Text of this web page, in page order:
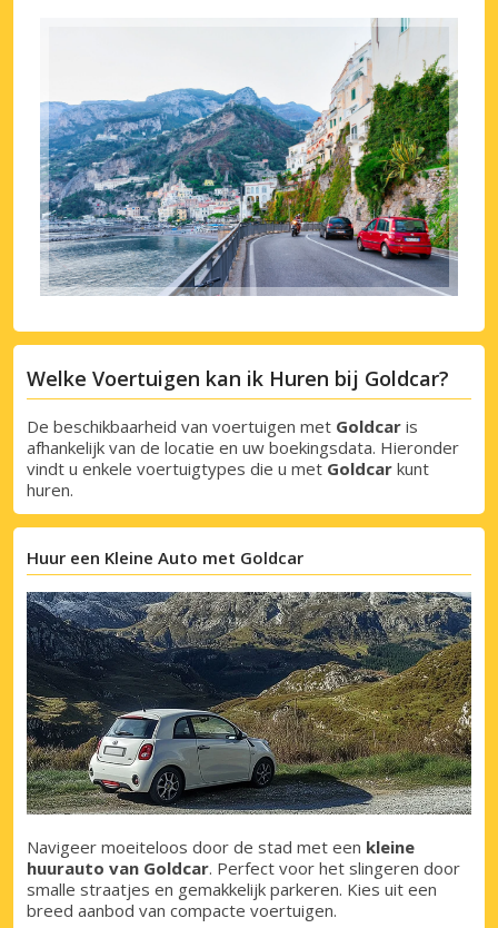
Welke Voertuigen kan ik Huren bij Goldcar?
De beschikbaarheid van voertuigen met Goldcar is
afhankelijk van de locatie en uw boekingsdata. Hieronder
vindt u enkele voertuigtypes die u met Goldcar kunt
huren.
Huur een Kleine Auto met Goldcar
Navigeer moeiteloos door de stad met een kleine
huurauto van Goldcar. Perfect voor het slingeren door
smalle straatjes en gemakkelijk parkeren. Kies uit een
breed aanbod van compacte voertuigen.